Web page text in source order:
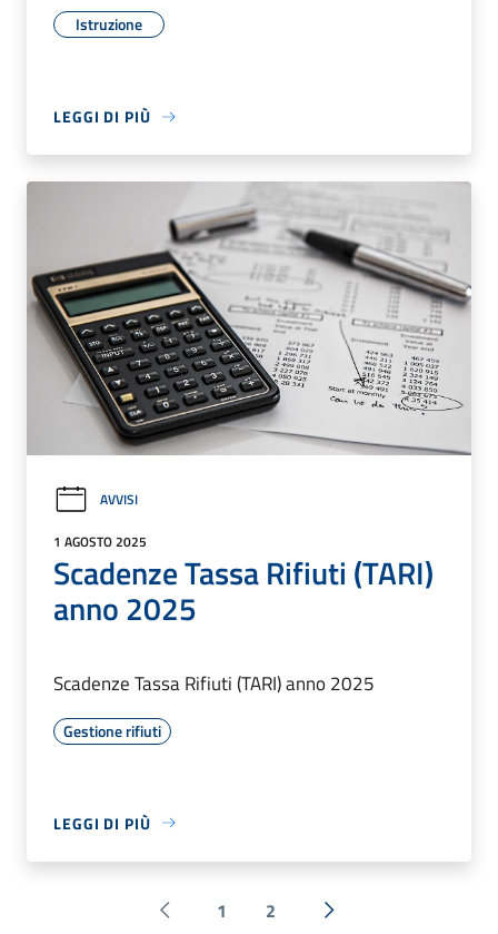
Istruzione
LEGGI DI PIÙ
AVVISI
1 AGOSTO 2025
Scadenze Tassa Rifiuti (TARI)
anno 2025
Scadenze Tassa Rifiuti (TARI) anno 2025
Gestione rifiuti
LEGGI DI PIÙ
Pagina precedente
1 2
Successiva »